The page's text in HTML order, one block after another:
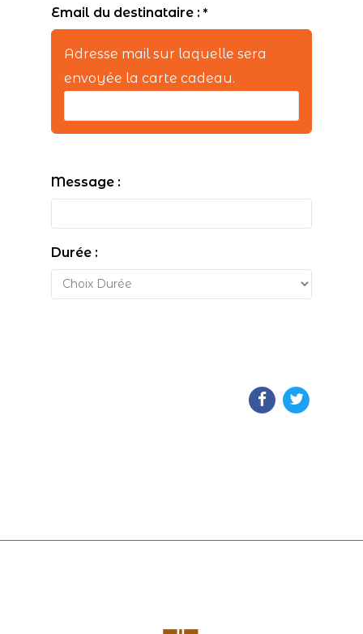
Email du destinataire : *
Adresse mail sur laquelle sera
envoyée la carte cadeau.
Message :
Durée :